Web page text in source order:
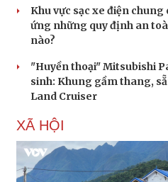
Khu vực sạc xe điện chung
ứng những quy định an
nào?
"Huyền thoại" Mitsubishi
sinh: Khung gầm thang,
Land Cruiser
XÃ HỘI